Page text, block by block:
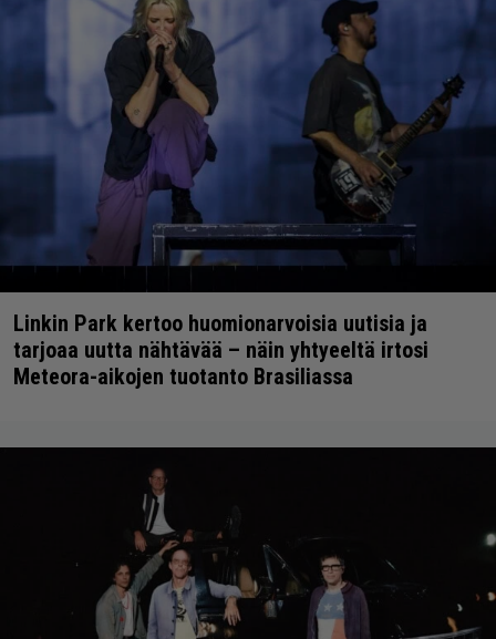
Linkin Park kertoo huomionarvoisia uutisia ja
tarjoaa uutta nähtävää – näin yhtyeeltä irtosi
Meteora-aikojen tuotanto Brasiliassa